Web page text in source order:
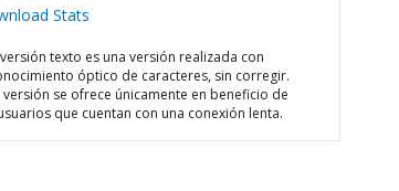
Stats
texto es una versión realizada con
óptico de caracteres, sin corregir.
versión se ofrece únicamente en beneficio de
que cuentan con una conexión lenta.